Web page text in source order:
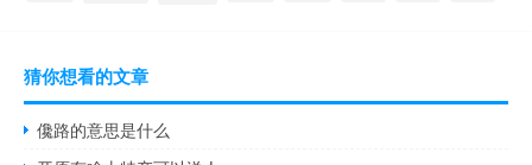
猜你想看的文章
儳路的意思是什么